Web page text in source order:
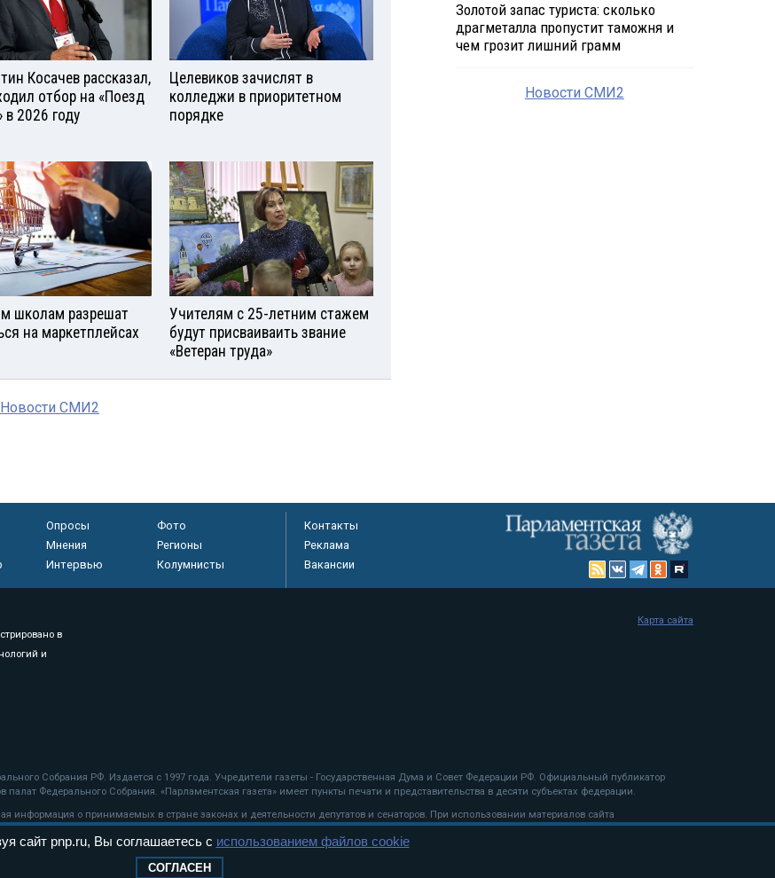
Косачев рассказал,
отбор на «Поезд
в 2026 году
Целевиков зачислят в
колледжи в приоритетном
порядке
школам разрешат
на маркетплейсах
Учителям с 25-летним стажем
будут присваиваить звание
«Ветеран труда»
Новости СМИ2
Золотой запас туриста: сколько
драгметалла пропустит таможня и
чем грозит лишний грамм
Новости СМИ2
Опросы
Фото
Мнения
Регионы
Интервью Колумнисты
Контакты
Реклама
Вакансии
в
и
Собрания РФ. Издается с 1997 года. Учредители газеты - Государственная Дума и Совет Федерации РФ. Официальный публикатор
Федерального Собрания. «Парламентская газета» имеет пункты печати и представительства в десяти субъектах федерации.
информация о принимаемых в стране законах и деятельности депутатов и сенаторов. При использовании материалов сайта
Карта сайта
сайт pnp.ru, Вы соглашаетесь с использованием файлов cookie
СОГЛАСЕН